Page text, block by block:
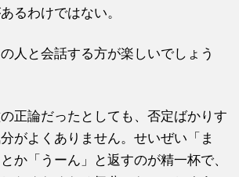
るわけではない。
人と会話する方が楽しいでしょう
正論だったとしても、否定ばかりす
がよくありません。せいぜい「ま
か「うーん」と返すのが精一杯で、